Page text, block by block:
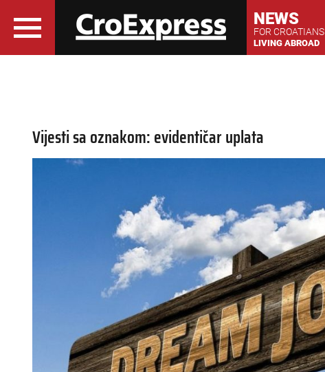
NEWS
FOR CROATIANS
LIVING ABROAD
Vijesti sa oznakom: evidentičar uplata